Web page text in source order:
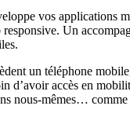
vos applications
Un
un téléphone
d’avoir accès en
nous-mêmes… comme